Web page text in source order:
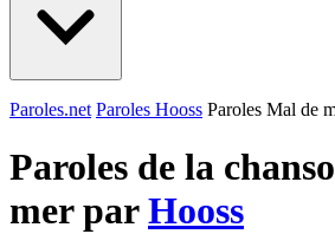
Paroles.net Paroles Hooss Paroles Mal de
Paroles de la
mer parHooss